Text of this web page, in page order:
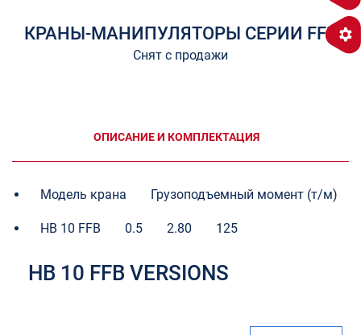
КРАНЫ-МАНИПУЛЯТОРЫ СЕРИИ FFB
Снят с продажи
ОПИСАНИЕ И КОМПЛЕКТАЦИЯ
Модель крана Грузоподъемный момент (т/м)
HB 10 FFB 0.5 2.80 125
HB 10 FFB VERSIONS